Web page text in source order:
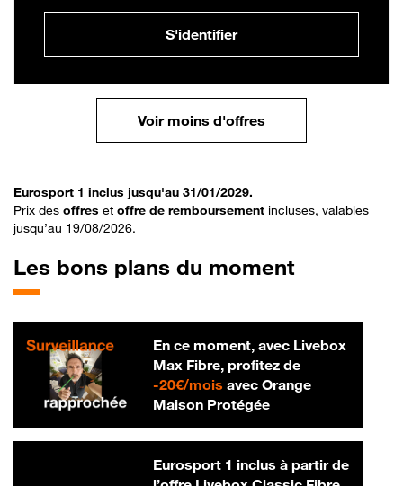
S'identifier
Voir moins d'offres
Eurosport 1 inclus jusqu'au 31/01/2029.
Prix des offres et offre de remboursement incluses, valables
jusqu’au 19/08/2026.
Les bons plans du moment
En ce moment, avec Livebox
Max Fibre, profitez de
-20€/mois20 € par mois
avec Orange
Maison Protégée
Eurosport 1 inclus à partir de